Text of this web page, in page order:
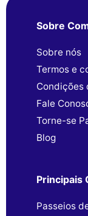
Sobre
Sobre nós
Termos e
Condições
Fale
Torne-se
Blog
Principais
Passeios